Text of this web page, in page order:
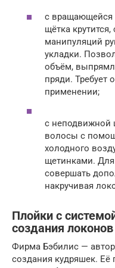
с вращающейся
щётка
манипуляций
укладки.
объём,
пряди. Требует
применении;
с неподвижной
волосы с
холодного
щетинками. Для
совершать
накручивая
Плойки с
создания локонов
Фирма Бэбилис — автор
создания кудряшек. Её